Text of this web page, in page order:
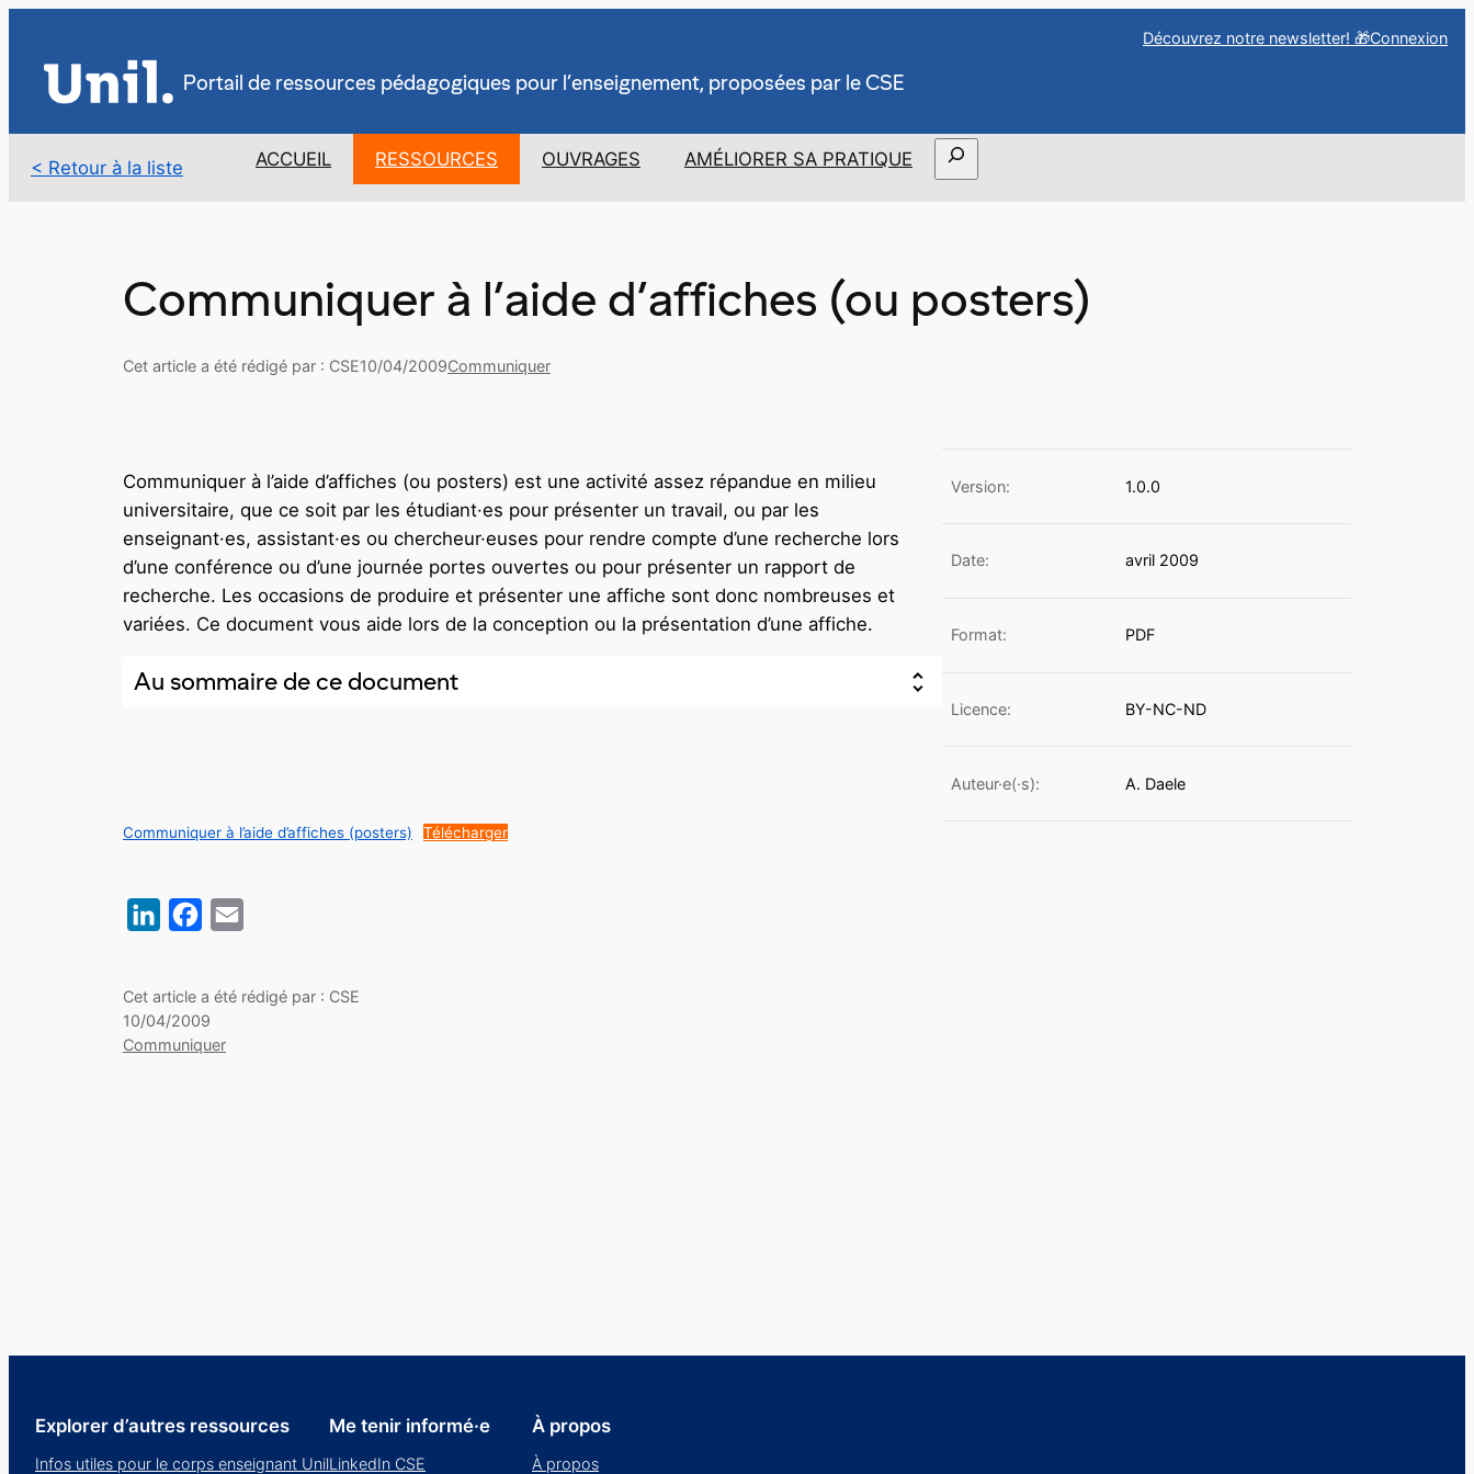
contenu
Découvrez notre newsletter! 🎁Connexion
Portail de ressources pédagogiques pour l’enseignement, proposées par le CSE
< Retour à la liste ACCUEIL RESSOURCES OUVRAGES AMÉLIORER SA PRATIQUE Rechercher
Communiquer à l’aide d’affiches (ou posters)
Cet article a été rédigé par : CSE10/04/2009Communiquer
Communiquer à l’aide d’affiches (ou posters) est une activité assez répandue en milieu
universitaire, que ce soit par les étudiant·es pour présenter un travail, ou par les
enseignant·es, assistant·es ou chercheur·euses pour rendre compte d’une recherche lors
d’une conférence ou d’une journée portes ouvertes ou pour présenter un rapport de
recherche. Les occasions de produire et présenter une affiche sont donc nombreuses et
variées. Ce document vous aide lors de la conception ou la présentation d’une affiche.
Au sommaire de ce document
Version: 1.0.0
Date: avril 2009
Format: PDF
Licence: BY-NC-ND
Auteur·e(·s): A. Daele
Communiquer à l’aide d’affiches (posters) Télécharger
LinkedInFacebook
Cet article a été rédigé par : CSE
10/04/2009
Communiquer
Explorer d’autres ressources
Infos utiles pour le corps enseignant Unil
Me tenir informé·e
LinkedIn CSE
À propos
À propos